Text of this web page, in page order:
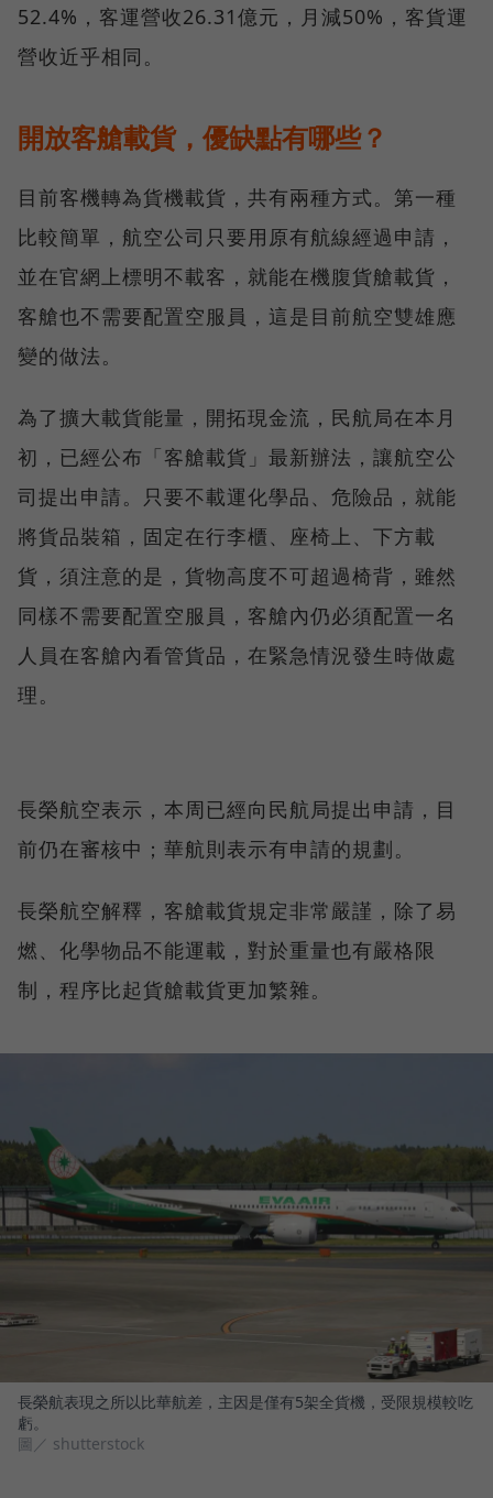
52.4%，客運營收26.31億元，月減50%，客貨運
營收近乎相同。
開放客艙載貨，優缺點有哪些？
目前客機轉為貨機載貨，共有兩種方式。第一種
比較簡單，航空公司只要用原有航線經過申請，
並在官網上標明不載客，就能在機腹貨艙載貨，
客艙也不需要配置空服員，這是目前航空雙雄應
變的做法。
為了擴大載貨能量，開拓現金流，民航局在本月
初，已經公布「客艙載貨」最新辦法，讓航空公
司提出申請。只要不載運化學品、危險品，就能
將貨品裝箱，固定在行李櫃、座椅上、下方載
貨，須注意的是，貨物高度不可超過椅背，雖然
同樣不需要配置空服員，客艙內仍必須配置一名
人員在客艙內看管貨品，在緊急情況發生時做處
理。
長榮航空表示，本周已經向民航局提出申請，目
前仍在審核中；華航則表示有申請的規劃。
長榮航空解釋，客艙載貨規定非常嚴謹，除了易
燃、化學物品不能運載，對於重量也有嚴格限
制，程序比起貨艙載貨更加繁雜。
長榮航表現之所以比華航差，主因是僅有5架全貨機，受限規模較吃
虧。
圖／ shutterstock